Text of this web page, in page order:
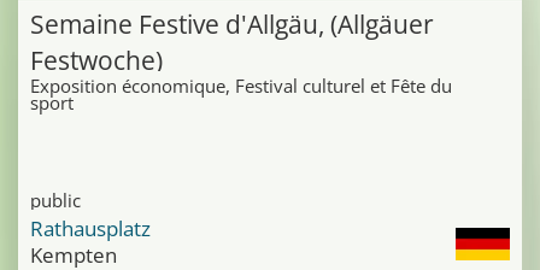
Semaine Festive d'Allgäu, (Allgäuer
Festwoche)
Exposition économique, Festival culturel et Fête du
sport
public
Rathausplatz
Kempten